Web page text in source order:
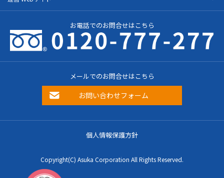
お電話でのお問合せはこちら
メールでのお問合せはこちら
お問い合わせフォーム
個人情報保護方針
Copyright(C) Asuka Corporation All Rights Reserved.